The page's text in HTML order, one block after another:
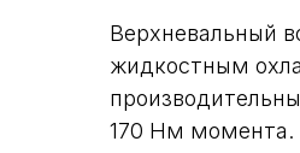
Верхневальный
жидкостным
170 Нм момента.